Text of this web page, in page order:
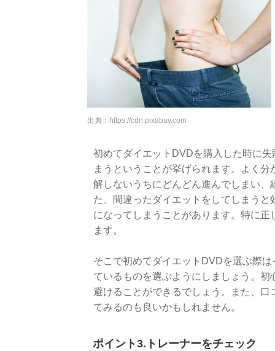
出典： https://cdn.pixabay.com
初めてダイエットDVDを購入した時に
まうということが挙げられます。よく
解しないうちにどんどん進んでしまい
た、間違ったダイエットをしてしまう
になってしまうことがあります。特に
ます。
そこで初めてダイエットDVDを選ぶ際
ているものを選ぶようにしましょう。
避けることができるでしょう。また、
てみるのも良いかもしれません。
ポイント3.トレーナーをチェック